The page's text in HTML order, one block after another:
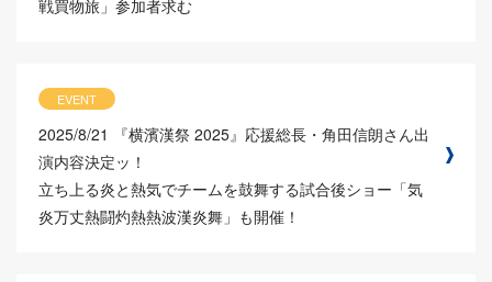
戦買物旅」参加者求む
EVENT
2025/8/21
『横濱漢祭 2025』応援総長・角田信朗さん出
演内容決定ッ！
立ち上る炎と熱気でチームを鼓舞する試合後ショー「気
炎万丈熱闘灼熱熱波漢炎舞」も開催！